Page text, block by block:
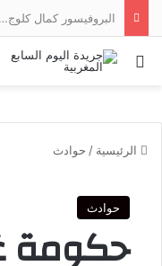
بحث عن
الرئيسية / حوادث
حوادث